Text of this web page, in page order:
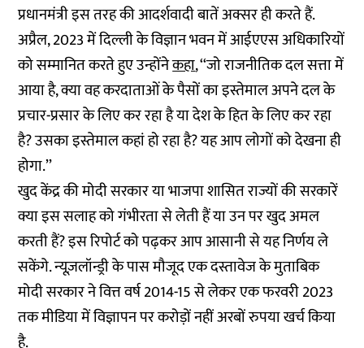
प्रधानमंत्री इस तरह की आदर्शवादी बातें अक्सर ही करते हैं.
अप्रैल, 2023 में दिल्ली के विज्ञान भवन में आईएएस अधिकारियों
को सम्मानित करते हुए उन्होंनेकहा, ‘‘जो राजनीतिक दल सत्ता में
आया है, क्या वह करदाताओं के पैसों का इस्तेमाल अपने दल के
प्रचार-प्रसार के लिए कर रहा है या देश के हित के लिए कर रहा
है? उसका इस्तेमाल कहां हो रहा है? यह आप लोगों को देखना ही
होगा.’’
खुद केंद्र की मोदी सरकार या भाजपा शासित राज्यों की सरकारें
क्या इस सलाह को गंभीरता से लेती हैं या उन पर खुद अमल
करती हैं? इस रिपोर्ट को पढ़कर आप आसानी से यह निर्णय ले
सकेंगे. न्यूज़लॉन्ड्री के पास मौजूद एक दस्तावेज के मुताबिक
मोदी सरकार ने वित्त वर्ष 2014-15 से लेकर एक फरवरी 2023
तक मीडिया में विज्ञापन पर करोड़ों नहीं अरबों रुपया खर्च किया
है.